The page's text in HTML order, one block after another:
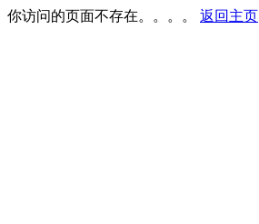
你访问的页面不存在。。。。 返回主页